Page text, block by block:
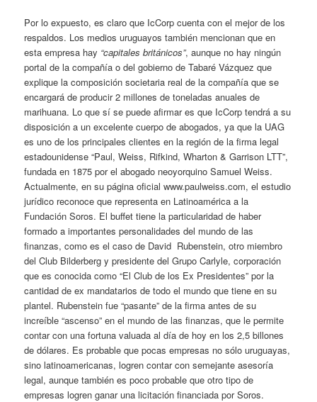
Por lo expuesto, es claro que IcCorp cuenta con el mejor de los
respaldos. Los medios uruguayos también mencionan que en
esta empresa hay “capitales británicos”, aunque no hay ningún
portal de la compañía o del gobierno de Tabaré Vázquez que
explique la composición societaria real de la compañía que se
encargará de producir 2 millones de toneladas anuales de
marihuana. Lo que sí se puede afirmar es que IcCorp tendrá a su
disposición a un excelente cuerpo de abogados, ya que la UAG
es uno de los principales clientes en la región de la firma legal
estadounidense “Paul, Weiss, Rifkind, Wharton & Garrison LTT”,
fundada en 1875 por el abogado neoyorquino Samuel Weiss.
Actualmente, en su página oficial www.paulweiss.com, el estudio
jurídico reconoce que representa en Latinoamérica a la
Fundación Soros. El buffet tiene la particularidad de haber
formado a importantes personalidades del mundo de las
finanzas, como es el caso de David Rubenstein, otro miembro
del Club Bilderberg y presidente del Grupo Carlyle, corporación
que es conocida como “El Club de los Ex Presidentes” por la
cantidad de ex mandatarios de todo el mundo que tiene en su
plantel. Rubenstein fue “pasante” de la firma antes de su
increíble “ascenso” en el mundo de las finanzas, que le permite
contar con una fortuna valuada al día de hoy en los 2,5 billones
de dólares. Es probable que pocas empresas no sólo uruguayas,
sino latinoamericanas, logren contar con semejante asesoría
legal, aunque también es poco probable que otro tipo de
empresas logren ganar una licitación financiada por Soros.